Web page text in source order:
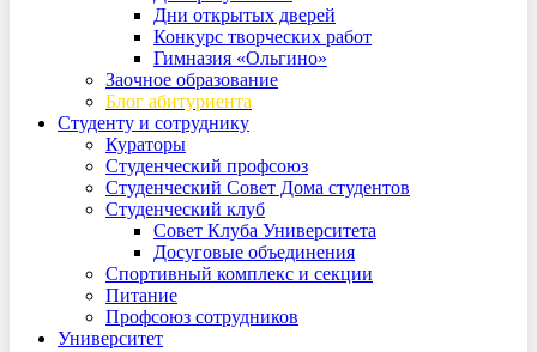
Дни открытых дверей
Конкурс творческих работ
Гимназия «Ольгино»
Заочное образование
Блог абитуриента
Студенту и сотруднику
Кураторы
Студенческий профсоюз
Студенческий Совет Дома студентов
Студенческий клуб
Совет Клуба Университета
Досуговые объединения
Спортивный комплекс и секции
Питание
Профсоюз сотрудников
Университет